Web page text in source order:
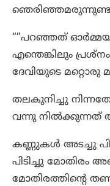
“”പറഞ്ഞത്
എന്തെങ്കിലും
ദേവിയുടെ മറ്റൊരു
തലകുനിച്ചു
വന്നു നിൽക്കുന്നത്
കണ്ണുകൾ അടച്ചു
പിടിച്ചു മോതിരം
മോതിരത്തിന്റെ